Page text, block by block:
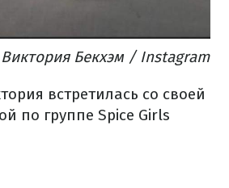
Бекхэм / Instagram
встретилась со своей
по группе Spice Girls